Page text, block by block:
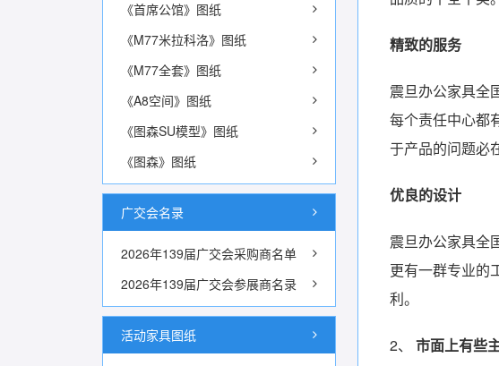
《首席公馆》图纸
《M77米拉科洛》图纸
《M77全套》图纸
《A8空间》图纸
《图森SU模型》图纸
《图森》图纸
广交会名录
2026年139届广交会采购商名单
2026年139届广交会参展商名录
活动家具图纸
精致的服务
震旦办公家具全
每个责任中心都
于产品的问题必
优良的设计
震旦办公家具全
更有一群专业的
利。
2、 市面上有些